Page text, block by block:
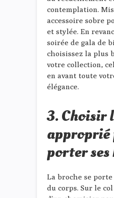
contemplation.
accessoire sobre
et stylée. En
soirée de gala de
choisissez la plus
votre collection,
en avant toute
élégance.
3. Choisir
approprié
porter ses
La broche se
du corps. Sur le